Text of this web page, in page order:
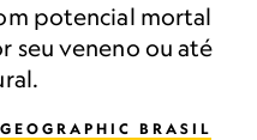
potencial mortal
seu veneno ou até
BRASIL